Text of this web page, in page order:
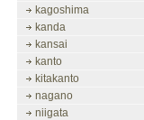
kagoshima
kanda
kansai
kanto
kitakanto
nagano
niigata